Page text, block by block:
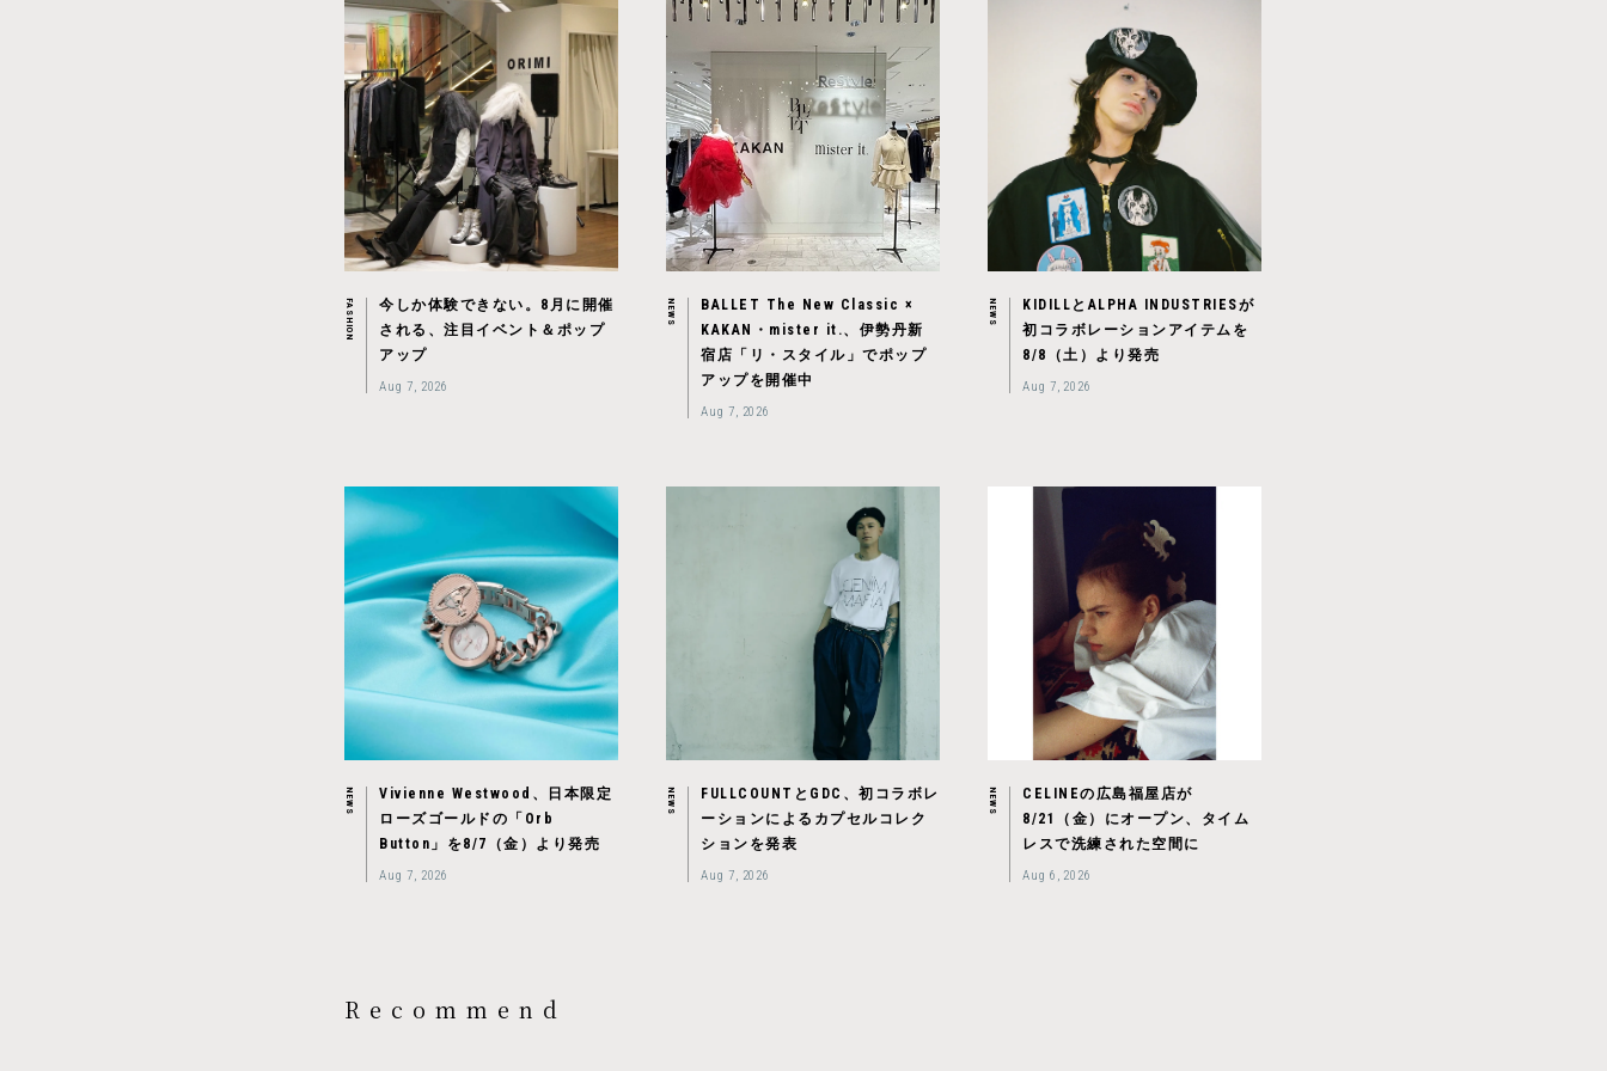
FASHION
今しか体験できない。8月に開催
される、注目イベント＆ポップ
アップ
Aug 7, 2026
NEWS
BALLET The New Classic ×
KAKAN・mister it.、伊勢丹新
宿店「リ・スタイル」でポップ
アップを開催中
Aug 7, 2026
NEWS
KIDILLとALPHA INDUSTRIESが
初コラボレーションアイテムを
8/8（土）より発売
Aug 7, 2026
NEWS
Vivienne Westwood、日本限定
ローズゴールドの「Orb
Button」を8/7（金）より発売
Aug 7, 2026
NEWS
FULLCOUNTとGDC、初コラボレ
ーションによるカプセルコレク
ションを発表
Aug 7, 2026
NEWS
CELINEの広島福屋店が
8/21（金）にオープン、タイム
レスで洗練された空間に
Aug 6, 2026
Recommend